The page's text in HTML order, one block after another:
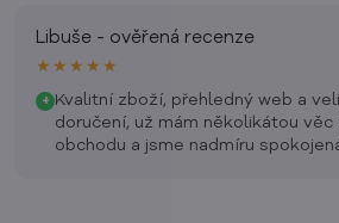
Libuše - ověřená recenze
★★★★★
+
Kvalitní zboží, přehledný web a
doručení, už mám několikátou
obchodu a jsme nadmíru